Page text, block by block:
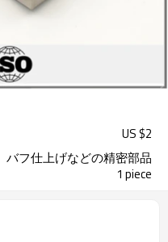
US $2
バフ仕上げなどの精密部品
1 piece